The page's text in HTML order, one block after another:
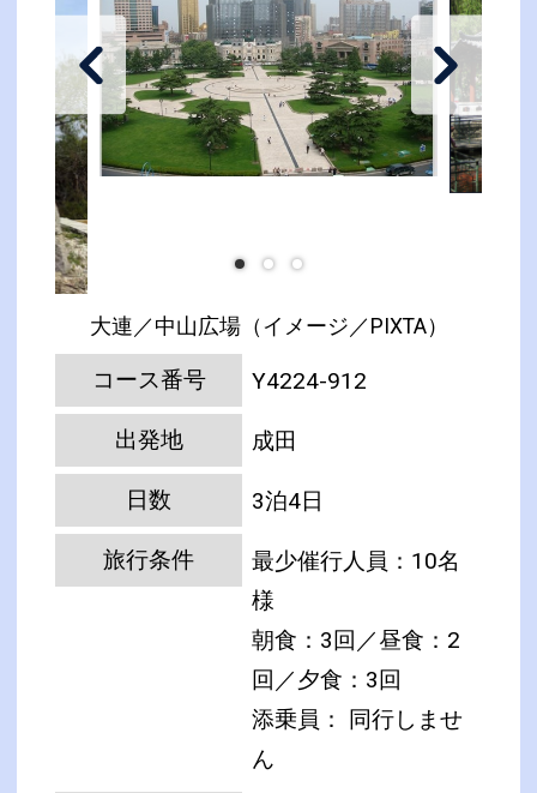
大連／中山広場（イメージ／PIXTA）
コース番号 Y4224-912
出発地 成田
日数 3泊4日
旅行条件
最少催行人員：10名
様
朝食：3回／昼食：2
回／夕食：3回
添乗員： 同行しませ
ん